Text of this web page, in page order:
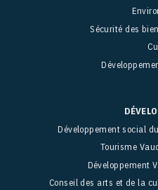
Sécurité des
Développement social
Tourisme
Développement
Conseil des arts et de la